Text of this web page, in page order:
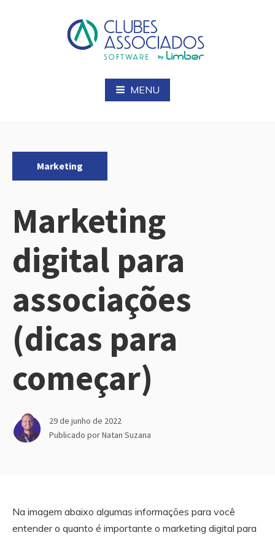
Blog Clubes Associados
MENU
Marketing
Marketing
digital para
associações
(dicas para
começar)
29 de junho de 2022
Publicado porNatan Suzana
Na imagem abaixo algumas informações para você
entender o quanto é importante o marketing digital para